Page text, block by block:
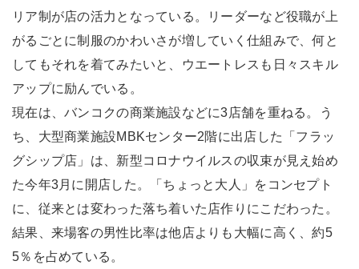
リア制が店の活力となっている。リーダーなど役職が上
がるごとに制服のかわいさが増していく仕組みで、何と
してもそれを着てみたいと、ウエートレスも日々スキル
アップに励んでいる。
現在は、バンコクの商業施設などに3店舗を重ねる。う
ち、大型商業施設MBKセンター2階に出店した「フラッ
グシップ店」は、新型コロナウイルスの収束が見え始め
た今年3月に開店した。「ちょっと大人」をコンセプト
に、従来とは変わった落ち着いた店作りにこだわった。
結果、来場客の男性比率は他店よりも大幅に高く、約5
5％を占めている。